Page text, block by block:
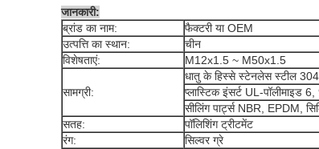
जानकारी:
ब्रांड का नाम:
फैक्टरी या OEM
उत्पत्ति का स्थान:
चीन
विशेषताएं:
M12x1.5 ~ M50x1.5
सामग्री:
धातु के हिस्से स्टेनलेस स्टील
प्लास्टिक इंसर्ट UL-पॉलीमाइड
सीलिंग पार्ट्स NBR, EPDM,
सतह:
पॉलिशिंग ट्रीटमेंट
रंग:
सिल्वर ग्रे